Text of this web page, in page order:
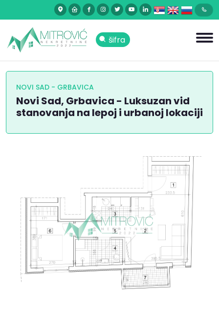
šifra
NOVI SAD - GRBAVICA
Novi Sad, Grbavica - Luksuzan vid
stanovanja na lepoj i urbanoj lokaciji